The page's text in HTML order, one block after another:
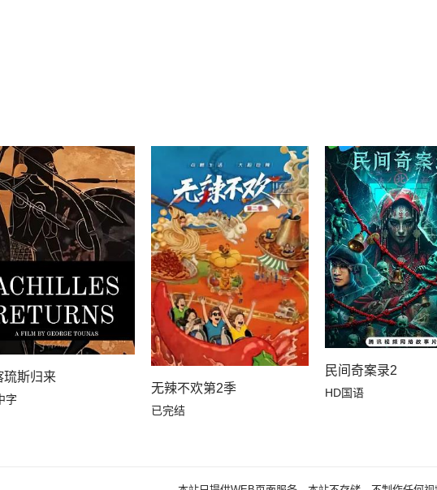
琉斯归来
字
无辣不欢第2季
已完结
民间奇案录2
HD国语